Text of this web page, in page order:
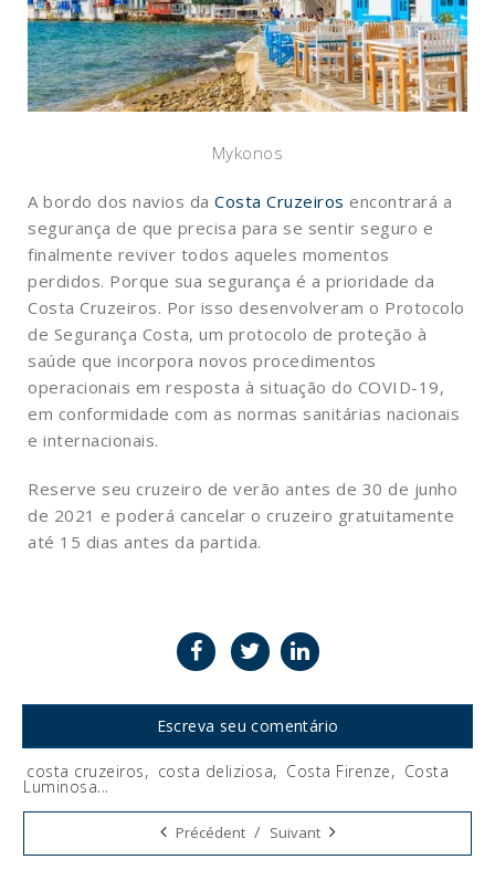
Mykonos
A bordo dos navios da Costa Cruzeiros encontrará a
segurança de que precisa para se sentir seguro e
finalmente reviver todos aqueles momentos
perdidos. Porque sua segurança é a prioridade da
Costa Cruzeiros. Por isso desenvolveram o Protocolo
de Segurança Costa, um protocolo de proteção à
saúde que incorpora novos procedimentos
operacionais em resposta à situação do COVID-19,
em conformidade com as normas sanitárias nacionais
e internacionais.
Reserve seu cruzeiro de verão antes de 30 de junho
de 2021 e poderá cancelar o cruzeiro gratuitamente
até 15 dias antes da partida.
Escreva seu comentário
Tags:
costa cruzeiros, costa deliziosa, Costa Firenze, Costa
Luminosa...
Précédent / Suivant